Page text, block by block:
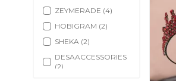
ZEYMERADE (4)
HOBIGRAM (2)
SHEKA (2)
DESAACCESSORIES
(2)